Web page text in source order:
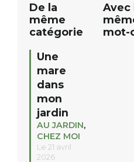
De la
même
catégorie
Une
mare
dans
mon
jardin
AU JARDIN,
CHEZ MOI
Le 21 avril
2026
Avec
mot-